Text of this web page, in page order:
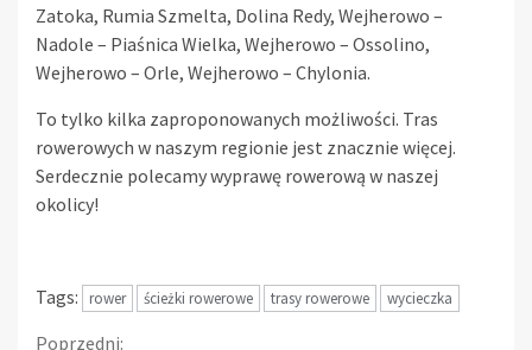
Zatoka, Rumia Szmelta, Dolina Redy, Wejherowo –
Nadole – Piaśnica Wielka, Wejherowo – Ossolino,
Wejherowo – Orle, Wejherowo – Chylonia.
To tylko kilka zaproponowanych możliwości. Tras
rowerowych w naszym regionie jest znacznie więcej.
Serdecznie polecamy wyprawę rowerową w naszej
okolicy!
Tags: rower ścieżki rowerowe trasy rowerowe wycieczka
Poprzedni: